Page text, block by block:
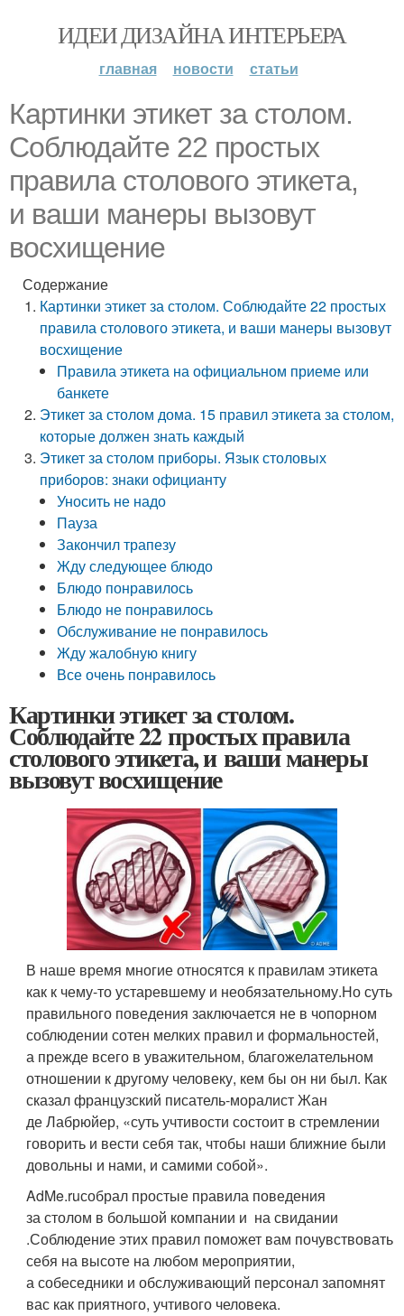
ИДЕИ ДИЗАЙНА ИНТЕРЬЕРА
главная новости статьи
Картинки этикет за столом.
Соблюдайте 22 простых
правила столового этикета,
и ваши манеры вызовут
восхищение
Содержание
Картинки этикет за столом. Соблюдайте 22 простых
правила столового этикета, и ваши манеры вызовут
восхищение
Правила этикета на официальном приеме или
банкете
Этикет за столом дома. 15 правил этикета за столом,
которые должен знать каждый
Этикет за столом приборы. Язык столовых
приборов: знаки официанту
Уносить не надо
Пауза
Закончил трапезу
Жду следующее блюдо
Блюдо понравилось
Блюдо не понравилось
Обслуживание не понравилось
Жду жалобную книгу
Все очень понравилось
Картинки этикет за столом.
Соблюдайте 22 простых правила
столового этикета, и ваши манеры
вызовут восхищение
В наше время многие относятся к правилам этикета
как к чему-то устаревшему и необязательному.Но суть
правильного поведения заключается не в чопорном
соблюдении сотен мелких правил и формальностей,
а прежде всего в уважительном, благожелательном
отношении к другому человеку, кем бы он ни был. Как
сказал французский писатель-моралист Жан
де Лабрюйер, «суть учтивости состоит в стремлении
говорить и вести себя так, чтобы наши ближние были
довольны и нами, и самими собой».
AdMe.ruсобрал простые правила поведения
за столом в большой компании и на свидании
.Соблюдение этих правил поможет вам почувствовать
себя на высоте на любом мероприятии,
а собеседники и обслуживающий персонал запомнят
вас как приятного, учтивого человека.